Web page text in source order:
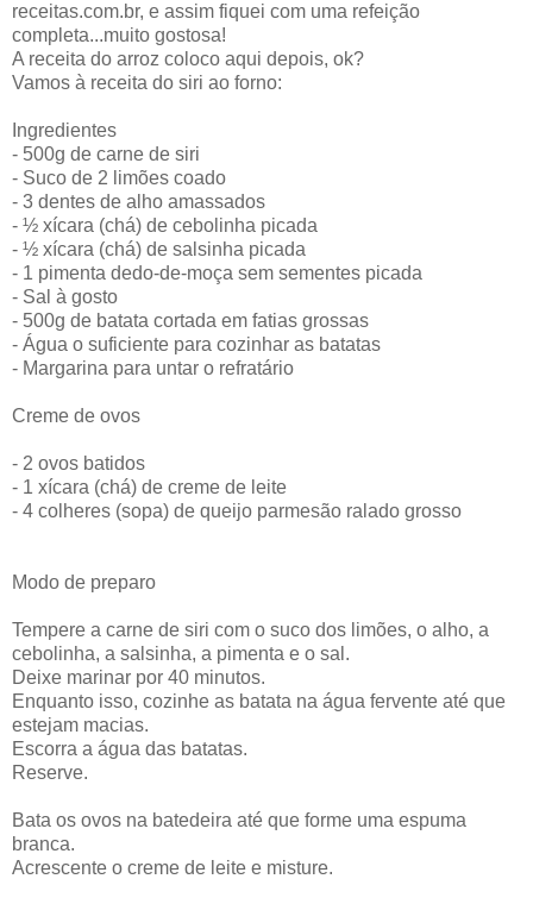
receitas.com.br, e assim fiquei com uma refeição
completa...muito gostosa!
A receita do arroz coloco aqui depois, ok?
Vamos à receita do siri ao forno:
Ingredientes
- 500g de carne de siri
- Suco de 2 limões coado
- 3 dentes de alho amassados
- ½ xícara (chá) de cebolinha picada
- ½ xícara (chá) de salsinha picada
- 1 pimenta dedo-de-moça sem sementes picada
- Sal à gosto
- 500g de batata cortada em fatias grossas
- Água o suficiente para cozinhar as batatas
- Margarina para untar o refratário
Creme de ovos
- 2 ovos batidos
- 1 xícara (chá) de creme de leite
- 4 colheres (sopa) de queijo parmesão ralado grosso
Modo de preparo
Tempere a carne de siri com o suco dos limões, o alho, a
cebolinha, a salsinha, a pimenta e o sal.
Deixe marinar por 40 minutos.
Enquanto isso, cozinhe as batata na água fervente até que
estejam macias.
Escorra a água das batatas.
Reserve.
Bata os ovos na batedeira até que forme uma espuma
branca.
Acrescente o creme de leite e misture.